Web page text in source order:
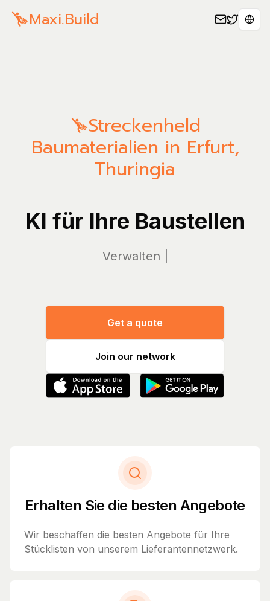
Maxi.Build
Streckenheld
Baumaterialien in Erfurt,
Thuringia
KI für Ihre Baustellen
Verwalten Sie Ih
Get a quote
Join our network
Erhalten Sie die besten Angebote
Wir beschaffen die besten Angebote für Ihre
Stücklisten von unserem Lieferantennetzwerk.